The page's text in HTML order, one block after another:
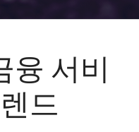
융 서비
드